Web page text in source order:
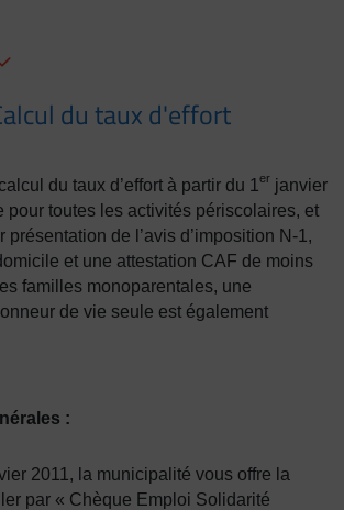
du taux d'effort
du taux d’effort à partir du 1 er janvier
pour toutes les activités périscolaires, et
présentation de l’avis d’imposition N-1,
et une attestation CAF de moins
familles monoparentales, une
de vie seule est également
:
2011, la municipalité vous offre la
par « Chèque Emploi Solidarité